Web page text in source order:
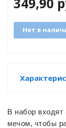
Нет в
В набор входят
мечом, чтобы